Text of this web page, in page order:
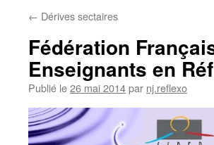
← Dérives sectaires
Fédération
Enseignants en
Publié le26 mai 2014par nj.reflexo